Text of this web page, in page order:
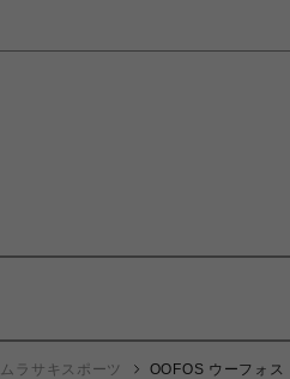
ムラサキスポーツ OOFOS ウーフォ